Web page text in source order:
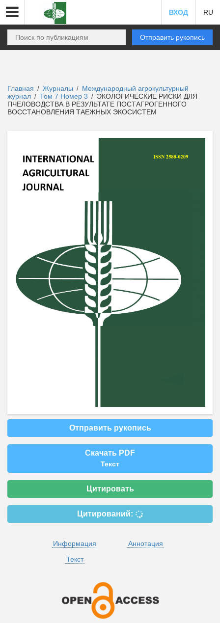
ВХОД RU
Отправить рукопись
Главная / Журналы / Международный агрокультурный
журнал / Том 7 Номер 3 / ЭКОЛОГИЧЕСКИЕ РИСКИ ДЛЯ
ПЧЕЛОВОДСТВА В РЕЗУЛЬТАТЕ ПОСТАГРОГЕННОГО
ВОССТАНОВЛЕНИЯ ТАЕЖНЫХ ЭКОСИСТЕМ
Отправить рукопись
Скачать PDF
Текст
Цитировать
Цитирований:
Информация
Аннотация
Текст